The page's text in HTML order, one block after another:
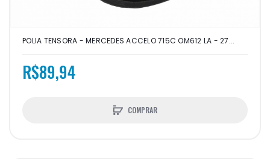
POLIA TENSORA - MERCEDES ACCELO 715C OM612 LA - 27...
R$89,94
COMPRAR